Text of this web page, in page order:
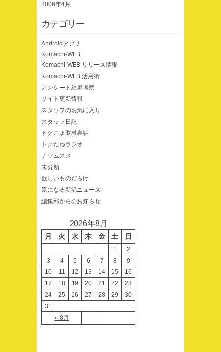
2006年4月
カテゴリー
Androidアプリ
Komachi-WEB
Komachi-WEB リリース情報
Komachi-WEB 活用術
アンケート結果考察
サイト更新情報
スタッフのお気に入り
スタッフ日誌
トクこま取材裏話
トクだねラジオ
ナツムスメ
未分類
欲しいものだらけ
気になる新潟ニュース
編集部からのお知らせ
2026年8月
月 火 水 木 金 土 日
« 8月
1
2
3
4 5 6 7 8
9
10
11 12 13 14 15
16
17
18 19 20 21 22
23
24
25 26 27 28 29
30
31